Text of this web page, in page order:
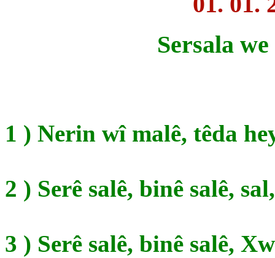
Sersala
1 ) Nerin wî malê, têda
2 ) Serê salê, binê salê,
3 ) Serê salê, binê salê,